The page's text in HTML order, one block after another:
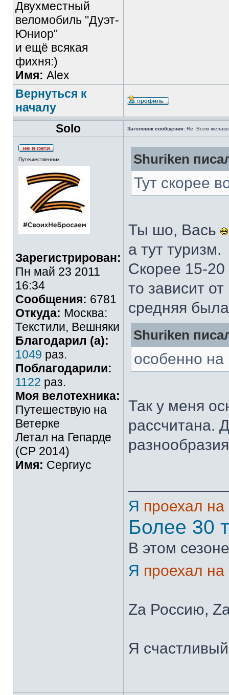
Двухместный
веломобиль "Дуэт-
Юниор"
и ещё всякая
фихня:)
Имя: Alex
Вернуться к
началу
Solo
Заголовок сообщения: Re: Всем
Путешественник
Зарегистрирован:
Пн май 23 2011
16:34
Сообщения: 6781
Откуда: Москва:
Текстили, Вешняки
Благодарил (а):
1049 раз.
Поблагодарили:
1122 раз.
Моя велотехника:
Путешествую на
Ветерке
Летал на Гепарде
(СР 2014)
Имя: Сергиус
Shuriken
Тут скорее
Ты шо, Вась
а тут туризм.
Скорее 15-20
то зависит
средняя
Shuriken
особенно на
Так у меня
рассчитана.
Я проехал на
Более 30
В этом
Я проехал на
Zа Россию,
Я